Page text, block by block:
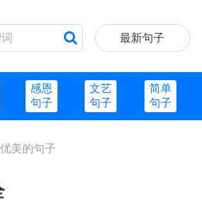
最新句子
感恩
句子
文艺
句子
简单
句子
美的句子